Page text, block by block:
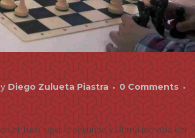
Diego Zulueta Piastra
0 Comments
tuvo lugar la segunda y última jornada del